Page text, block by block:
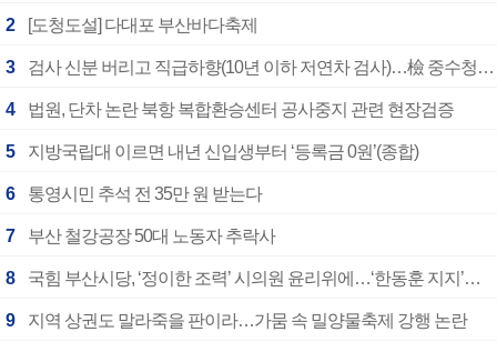
2 [도청도설] 다대포 부산바다축제
3 검사 신분 버리고 직급하향(10년 이하 저연차 검사)…檢 중수청행 기피
4 법원, 단차 논란 북항 복합환승센터 공사중지 관련 현장검증
5 지방국립대 이르면 내년 신입생부터 ‘등록금 0원’(종합)
6 통영시민 추석 전 35만 원 받는다
7 부산 철강공장 50대 노동자 추락사
8 국힘 부산시당, ‘정이한 조력’ 시의원 윤리위에…‘한동훈 지지’도 신고접수
9 지역 상권도 말라죽을 판이라…가뭄 속 밀양물축제 강행 논란